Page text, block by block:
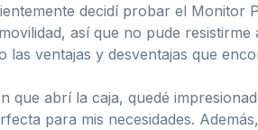
decidí probar el Monitor
así que no pude
las ventajas y desventajas que
que abrí la caja, quedé
para mis necesidades.